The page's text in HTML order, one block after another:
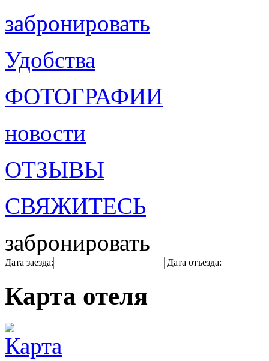
забронировать
Удобства
ФОТОГРАФИИ
новости
ОТЗЫВЫ
СВЯЖИТЕСЬ
забронировать
Дата заезда: Дата отъезда:
Карта отеля